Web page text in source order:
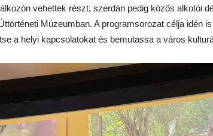
vehettek részt, szerdán pedig közös alkotói
Múzeumban. A programsorozat célja idén
a helyi kapcsolatokat és bemutassa a város